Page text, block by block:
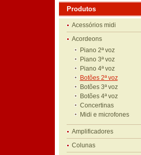
Produtos
Acessórios midi
Acordeons
Piano 2ª voz
Piano 3ª voz
Piano 4ª voz
Botões 2ª voz
Botões 3ª voz
Botões 4ª voz
Concertinas
Midi e microfones
Amplificadores
Colunas